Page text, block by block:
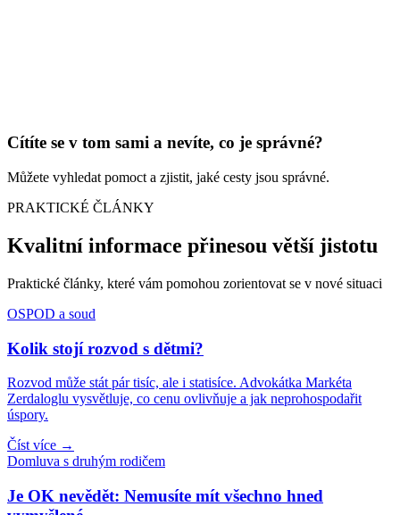
Cítíte se v tom sami a nevíte, co je správné?
Můžete vyhledat pomoct a zjistit, jaké cesty jsou správné.
PRAKTICKÉ ČLÁNKY
Kvalitní informace přinesou větší jistotu
Praktické články, které vám pomohou zorientovat se v nové situaci
OSPOD a soud
Kolik stojí rozvod s dětmi?
Rozvod může stát pár tisíc, ale i statisíce. Advokátka Markéta
Zerdaloglu vysvětluje, co cenu ovlivňuje a jak neprohospodařit
úspory.
Číst více →
Domluva s druhým rodičem
Je OK nevědět: Nemusíte mít všechno hned